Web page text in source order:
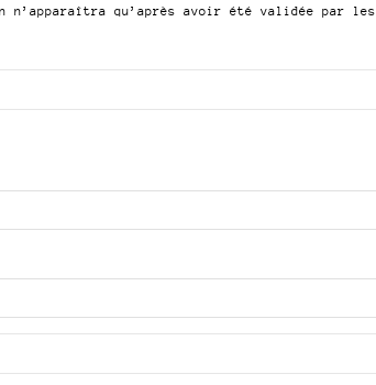
qu’après avoir été validée par les